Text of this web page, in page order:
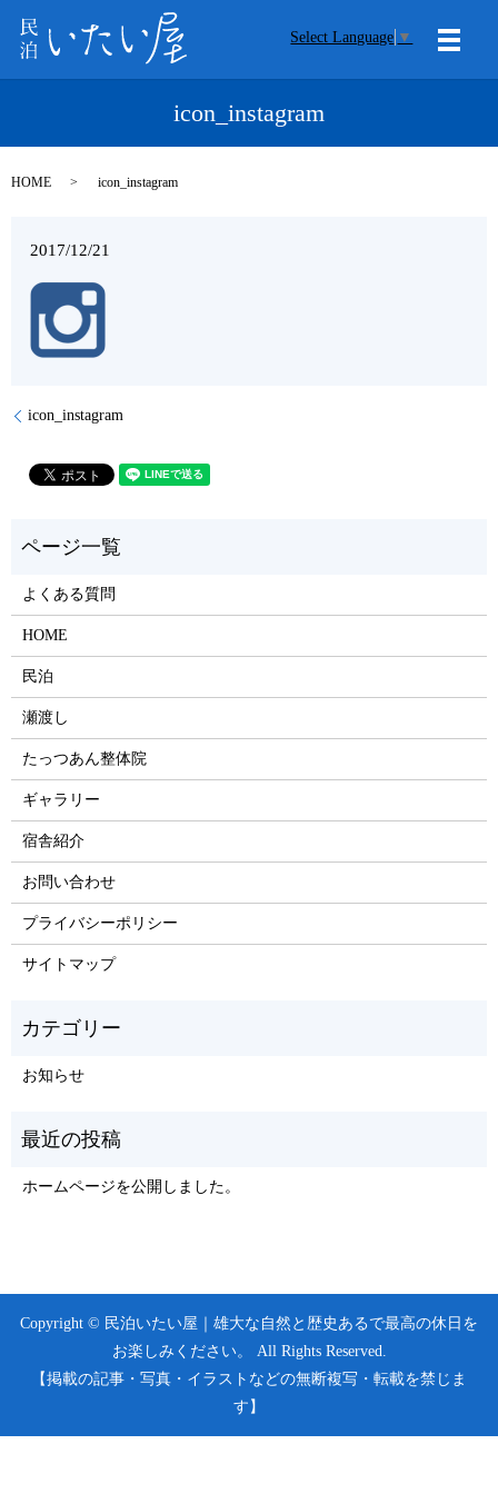
Select Language ▼
メニ
icon_instagram
HOME icon_instagram
2017/12/21
icon_instagram
よくある質問
HOME
民泊
瀬渡し
たっつあん整体院
ギャラリー
宿舎紹介
お問い合わせ
プライバシーポリシー
サイトマップ
お知らせ
ホームページを公開しました。
Copyright © 民泊いたい屋｜雄大な自然と歴史あるで最高の休日を
お楽しみください。 All Rights Reserved.
【掲載の記事・写真・イラストなどの無断複写・転載を禁じま
す】